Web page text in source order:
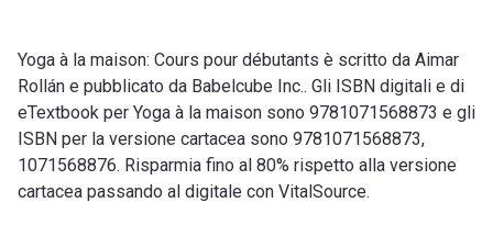
Yoga à la maison: Cours pour débutants è scritto da Aimar
Rollán e pubblicato da Babelcube Inc.. Gli ISBN digitali e di
eTextbook per Yoga à la maison sono 9781071568873 e gli
ISBN per la versione cartacea sono 9781071568873,
1071568876. Risparmia fino al 80% rispetto alla versione
cartacea passando al digitale con VitalSource.